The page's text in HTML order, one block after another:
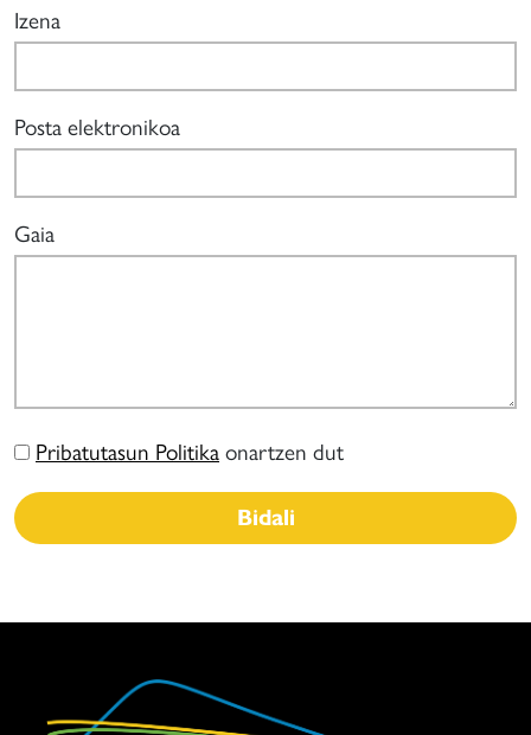
Izena
Posta elektronikoa
Gaia
Pribatutasun Politikaonartzen dut